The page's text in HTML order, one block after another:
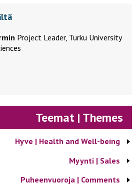
Project Leader, Turku University
Teemat | Themes
Hyve | Health and Well-being
Myynti | Sales
Puheenvuoroja | Comments